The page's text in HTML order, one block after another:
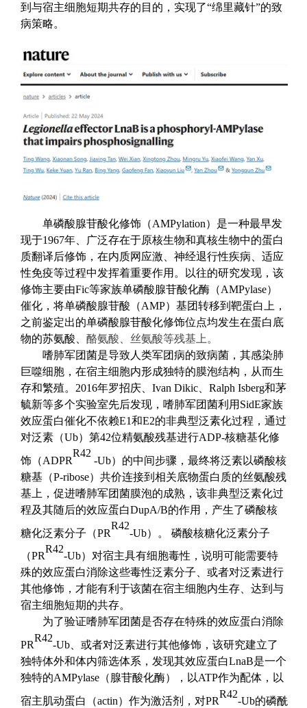
到 与宿主细胞短期共存的目的，实现了“绵里藏针”的致
病策略。
单磷酸腺苷酸化修饰 （AMPylation） 是一种最早发
现于1967年、广泛存在于原核生物和真核生物中的蛋白
质翻译后修饰，在内质网应激、神经退行性疾病、适应
性免疫等过程中发挥着重要作用。以往的研究发现，该
修饰主要由Fic等家族单磷酸腺苷酸化酶（AMPylase）
催化，将单磷酸腺苷酸 （AMP）基团转移到靶蛋白上，
之前鉴定出的单磷酸腺苷酸化修饰位点均发生在蛋白 底
物的苏氨酸、 酪氨酸、丝氨酸等残基上。
嗜肺军团菌是导致人类军团病的致病菌，其感染肺
巨噬细胞，在宿主细胞内形成独特的膜泡结构， 从而生
存和繁殖。2016年罗招庆、 Ivan Dikic Ralph Isberg和茅
毓新等多个实验室先后发现，嗜肺军团菌利用SidE家族
效应蛋白催化不依赖E1和E2的非典型泛素化过程 ， 通过
对泛素（Ub）第42位精氨酸残基进行ADP-核糖基化修
饰（ADPR
R42
-Ub） 的中间步骤，最终将泛素以磷酸核
糖基（P-ribose）共价连接到 相关底物蛋白质的丝氨酸残
基上，促进嗜肺军团菌膜泡的成熟 ，该非典型泛素化过
程及其随后的效应蛋白DupA/B的作用， 产生了磷酸核
糖化泛素分子（PR
R42
-Ub）。 磷酸核糖化泛素分子
（PR
R42
-Ub） 对宿主具有细胞毒性， 说明可能需要特
殊的效应蛋白消除这些毒性泛素分子、或者对泛素进行
其他修饰，才能有利于该菌在宿主细胞内生存、达到与
宿主细胞短期的共存。
为了验证嗜肺军团菌是否存在特殊的效应蛋白消除
PR
R42
-Ub 、或者对泛素进行其他修饰， 该研究建立了
独特体外和体内筛选体系，发现其效应蛋白LnaB是一个
独特的AMPylase （腺苷酸化酶）， 以ATP作为配体， 以
宿主肌动蛋白（actin）作为激活剂， 对PR
R42
-Ub的磷酰